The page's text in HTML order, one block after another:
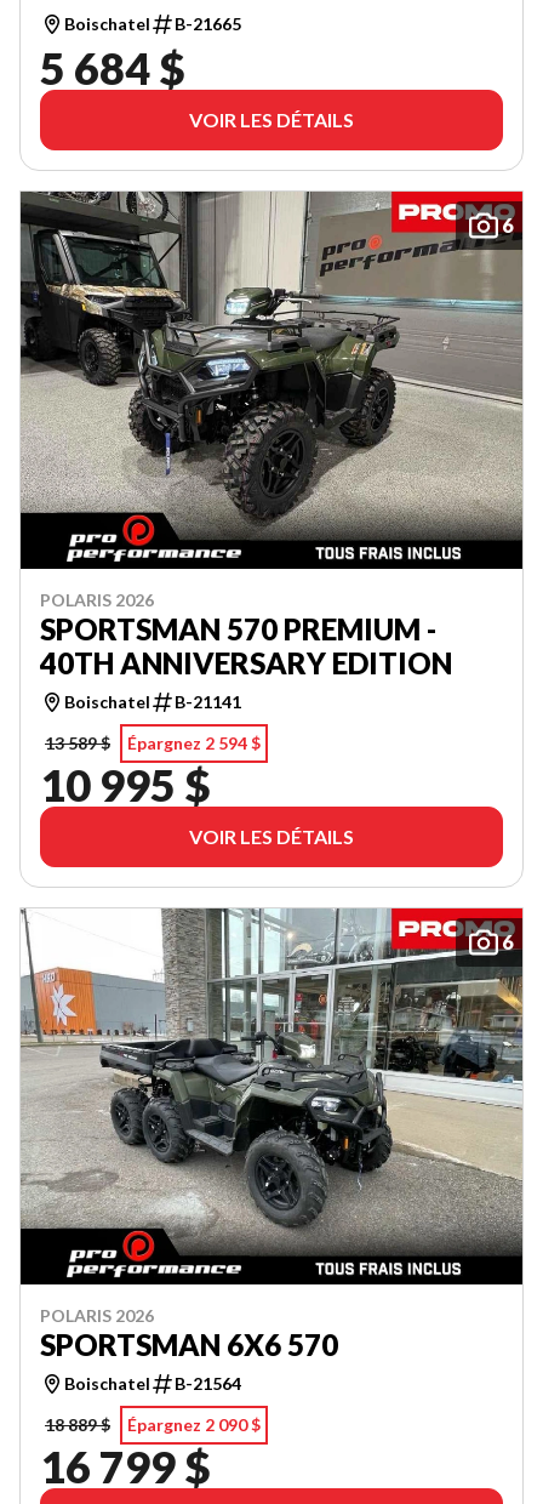
Boischatel B-21665
5 684 $
VOIR LES DÉTAILS
6
POLARIS 2026
SPORTSMAN 570 PREMIUM -
40TH ANNIVERSARY EDITION
Boischatel
B-21141
13 589 $
Épargnez 2 594 $
10 995 $
VOIR LES DÉTAILS
6
POLARIS 2026
SPORTSMAN 6X6 570
Boischatel
B-21564
18 889 $
Épargnez 2 090 $
16 799 $